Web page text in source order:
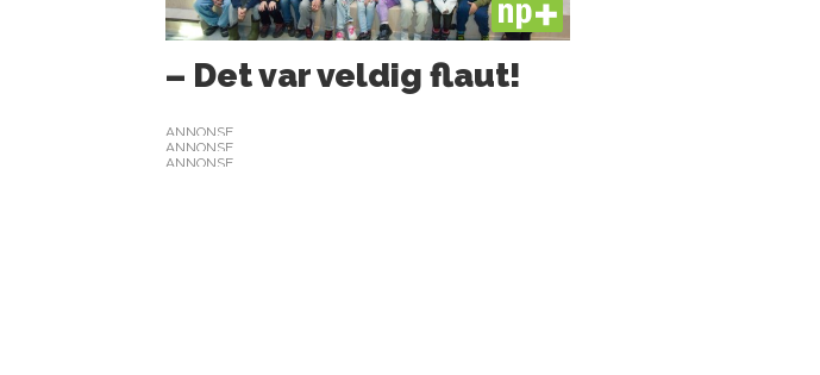
PLUS
– Det var veldig flaut!
ANNONSE
ANNONSE
ANNONSE